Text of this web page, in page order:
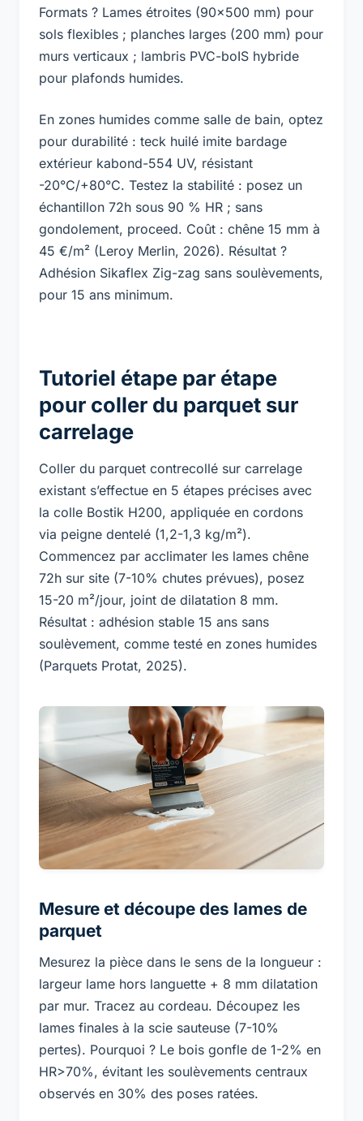
Formats ? Lames étroites (90×500 mm) pour
sols flexibles ; planches larges (200 mm) pour
murs verticaux ; lambris PVC-boIS hybride
pour plafonds humides.
En zones humides comme salle de bain, optez
pour durabilité : teck huilé imite bardage
extérieur kabond-554 UV, résistant
-20°C/+80°C. Testez la stabilité : posez un
échantillon 72h sous 90 % HR ; sans
gondolement, proceed. Coût : chêne 15 mm à
45 €/m² (Leroy Merlin, 2026). Résultat ?
Adhésion Sikaflex Zig-zag sans soulèvements,
pour 15 ans minimum.
Tutoriel étape par étape
pour coller du parquet sur
carrelage
Coller du parquet contrecollé sur carrelage
existant s’effectue en 5 étapes précises avec
la colle Bostik H200, appliquée en cordons
via peigne dentelé (1,2-1,3 kg/m²).
Commencez par acclimater les lames chêne
72h sur site (7-10% chutes prévues), posez
15-20 m²/jour, joint de dilatation 8 mm.
Résultat : adhésion stable 15 ans sans
soulèvement, comme testé en zones humides
(Parquets Protat, 2025).
Mesure et découpe des lames de
parquet
Mesurez la pièce dans le sens de la longueur :
largeur lame hors languette + 8 mm dilatation
par mur. Tracez au cordeau. Découpez les
lames finales à la scie sauteuse (7-10%
pertes). Pourquoi ? Le bois gonfle de 1-2% en
HR>70%, évitant les soulèvements centraux
observés en 30% des poses ratées.